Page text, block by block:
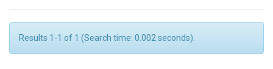
Results 1-1 of 1 (Search time: 0.002 seconds).